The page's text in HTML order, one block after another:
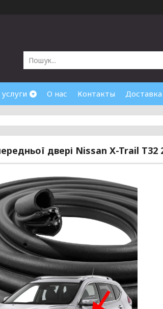
О нас Контакты
двері Nissan X-Trail T32